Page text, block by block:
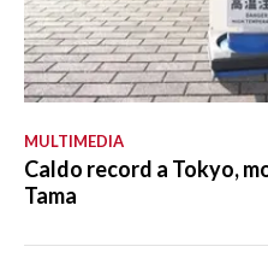
MULTIMEDIA
Caldo record a Tokyo,
Tama